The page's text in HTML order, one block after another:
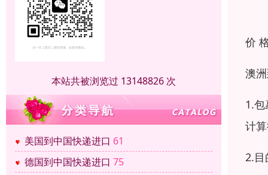
本站共被浏览过 13148826 次
美国到中国快递进口 61
德国到中国快递进口 75
价
澳
1.
计
2.目